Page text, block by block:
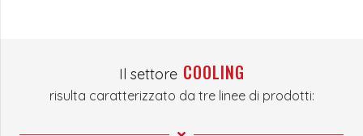
Il settore COOLING
risulta caratterizzato da tre linee di prodotti: